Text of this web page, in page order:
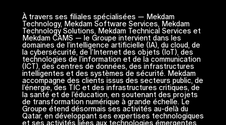
À travers ses filiales spécialisées — Mekdam
Technology, Mekdam Software Services, Mekdam
Technology Solutions, Mekdam Technical Services et
Mekdam CAMS — le Groupe intervient dans les
domaines de l’intelligence artificielle (IA), du cloud, de
la cybersécurité, de l’Internet des objets (IoT), des
technologies de l’information et de la communication
(ICT), des centres de données, des infrastructures
intelligentes et des systèmes de sécurité. Mekdam
accompagne des clients issus des secteurs public, de
l’énergie, des TIC et des infrastructures critiques, de
la santé et de l’éducation, en soutenant des projets
de transformation numérique à grande échelle. Le
Groupe étend désormais ses activités au-delà du
Qatar, en développant ses expertises technologiques
et ses activités liées aux technologies émergentes